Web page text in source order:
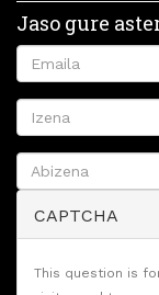
Jaso gure
CAPTCHA
This question is